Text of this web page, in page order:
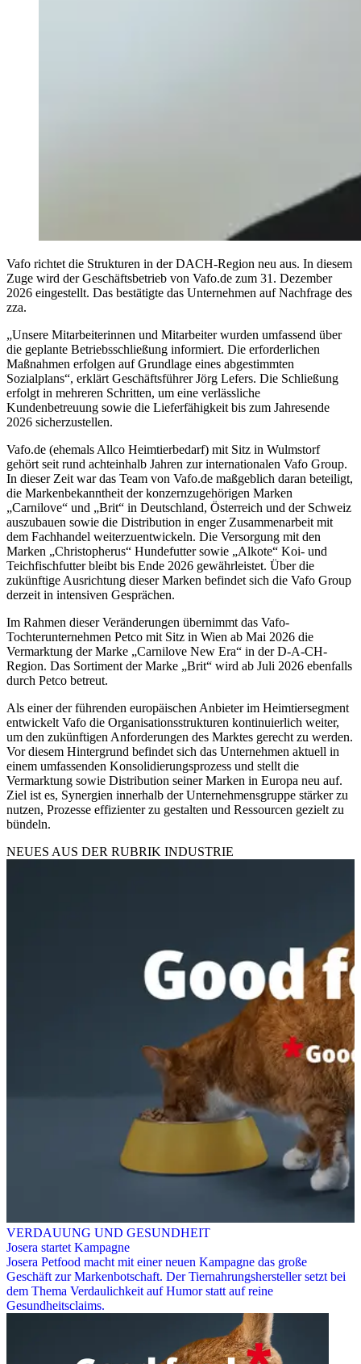
Vafo richtet die Strukturen in der DACH-Region neu aus. In diesem
Zuge wird der Geschäftsbetrieb von Vafo.de zum 31. Dezember
2026 eingestellt. Das bestätigte das Unternehmen auf Nachfrage des
zza.
„Unsere Mitarbeiterinnen und Mitarbeiter wurden umfassend über
die geplante Betriebsschließung informiert. Die erforderlichen
Maßnahmen erfolgen auf Grundlage eines abgestimmten
Sozialplans“, erklärt Geschäftsführer Jörg Lefers. Die Schließung
erfolgt in mehreren Schritten, um eine verlässliche
Kundenbetreuung sowie die Lieferfähigkeit bis zum Jahresende
2026 sicherzustellen.
Vafo.de (ehemals Allco Heimtierbedarf) mit Sitz in Wulmstorf
gehört seit rund achteinhalb Jahren zur internationalen Vafo Group.
In dieser Zeit war das Team von Vafo.de maßgeblich daran beteiligt,
die Markenbekanntheit der konzernzugehörigen Marken
„Carnilove“ und „Brit“ in Deutschland, Österreich und der Schweiz
auszubauen sowie die Distribution in enger Zusammenarbeit mit
dem Fachhandel weiterzuentwickeln. Die Versorgung mit den
Marken „Christopherus“ Hundefutter sowie „Alkote“ Koi- und
Teichfischfutter bleibt bis Ende 2026 gewährleistet. Über die
zukünftige Ausrichtung dieser Marken befindet sich die Vafo Group
derzeit in intensiven Gesprächen.
Im Rahmen dieser Veränderungen übernimmt das Vafo-
Tochterunternehmen Petco mit Sitz in Wien ab Mai 2026 die
Vermarktung der Marke „Carnilove New Era“ in der D-A-CH-
Region. Das Sortiment der Marke „Brit“ wird ab Juli 2026 ebenfalls
durch Petco betreut.
Als einer der führenden europäischen Anbieter im Heimtiersegment
entwickelt Vafo die Organisationsstrukturen kontinuierlich weiter,
um den zukünftigen Anforderungen des Marktes gerecht zu werden.
Vor diesem Hintergrund befindet sich das Unternehmen aktuell in
einem umfassenden Konsolidierungsprozess und stellt die
Vermarktung sowie Distribution seiner Marken in Europa neu auf.
Ziel ist es, Synergien innerhalb der Unternehmensgruppe stärker zu
nutzen, Prozesse effizienter zu gestalten und Ressourcen gezielt zu
bündeln.
NEUES AUS DER RUBRIK INDUSTRIE
VERDAUUNG UND GESUNDHEIT
Josera startet Kampagne
Josera Petfood macht mit einer neuen Kampagne das große
Geschäft zur Markenbotschaft. Der Tiernahrungshersteller setzt bei
dem Thema Verdaulichkeit auf Humor statt auf reine
Gesundheitsclaims.